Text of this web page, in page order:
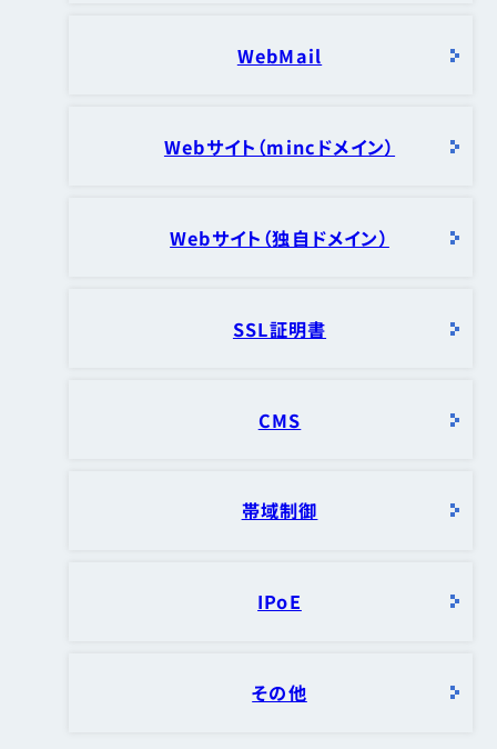
WebMail
Webサイト（mincドメイン）
Webサイト（独自ドメイン）
SSL証明書
CMS
帯域制御
IPoE
その他